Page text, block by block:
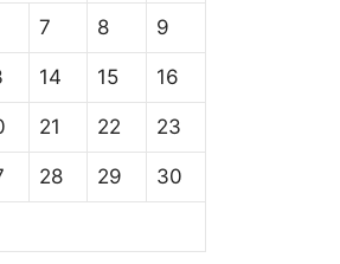
7 8 9
14 15 16
21 22 23
28 29 30